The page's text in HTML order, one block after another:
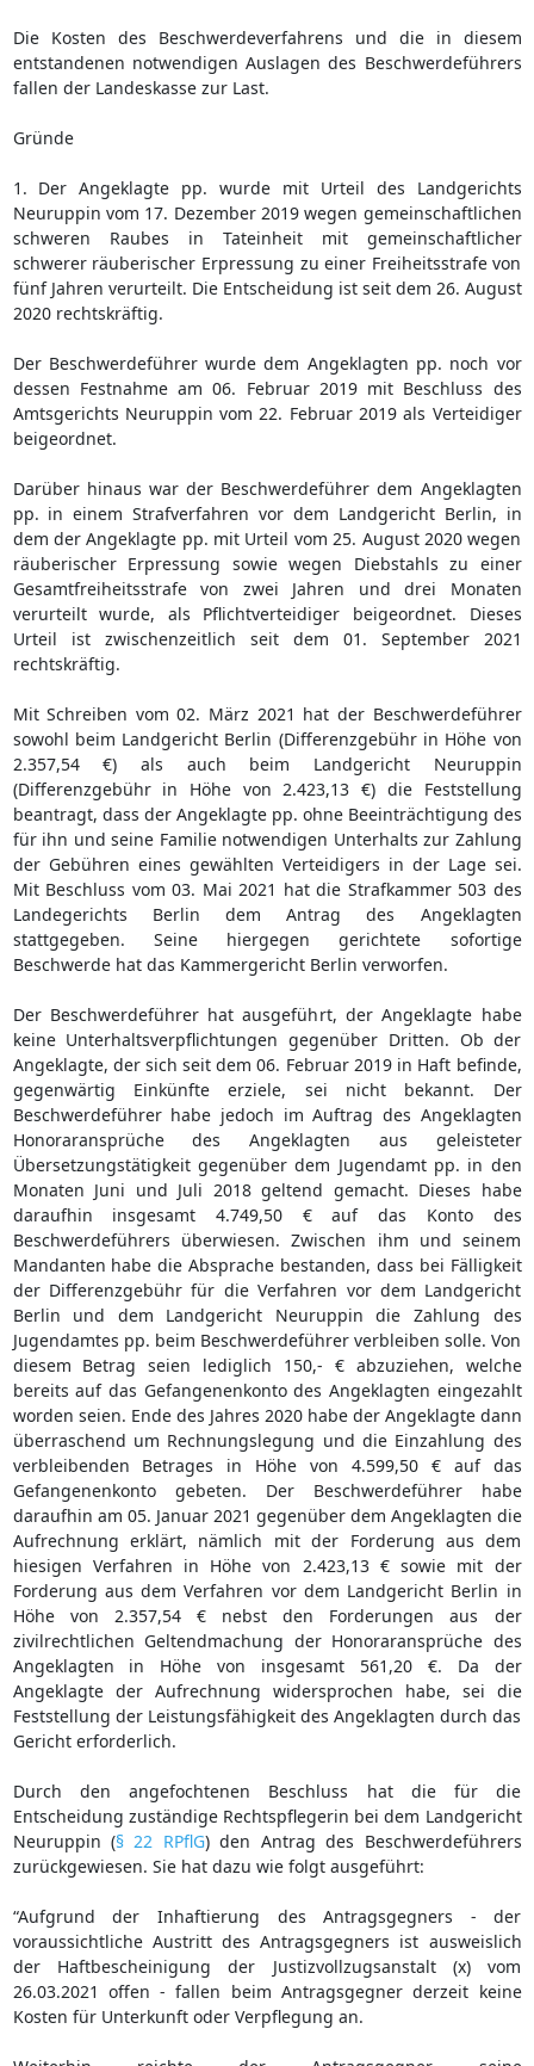
Die Kosten des Beschwerdeverfahrens und die in diesem
entstandenen notwendigen Auslagen des Beschwerdeführers
fallen der Landeskasse zur Last.
Gründe
1. Der Angeklagte pp. wurde mit Urteil des Landgerichts
Neuruppin vom 17. Dezember 2019 wegen gemeinschaftlichen
schweren Raubes in Tateinheit mit gemeinschaftlicher
schwerer räuberischer Erpressung zu einer Freiheitsstrafe von
fünf Jahren verurteilt. Die Entscheidung ist seit dem 26. August
2020 rechtskräftig.
Der Beschwerdeführer wurde dem Angeklagten pp. noch vor
dessen Festnahme am 06. Februar 2019 mit Beschluss des
Amtsgerichts Neuruppin vom 22. Februar 2019 als Verteidiger
beigeordnet.
Darüber hinaus war der Beschwerdeführer dem Angeklagten
pp. in einem Strafverfahren vor dem Landgericht Berlin, in
dem der Angeklagte pp. mit Urteil vom 25. August 2020 wegen
räuberischer Erpressung sowie wegen Diebstahls zu einer
Gesamtfreiheitsstrafe von zwei Jahren und drei Monaten
verurteilt wurde, als Pflichtverteidiger beigeordnet. Dieses
Urteil ist zwischenzeitlich seit dem 01. September 2021
rechtskräftig.
Mit Schreiben vom 02. März 2021 hat der Beschwerdeführer
sowohl beim Landgericht Berlin (Differenzgebühr in Höhe von
2.357,54 €) als auch beim Landgericht Neuruppin
(Differenzgebühr in Höhe von 2.423,13 €) die Feststellung
beantragt, dass der Angeklagte pp. ohne Beeinträchtigung des
für ihn und seine Familie notwendigen Unterhalts zur Zahlung
der Gebühren eines gewählten Verteidigers in der Lage sei.
Mit Beschluss vom 03. Mai 2021 hat die Strafkammer 503 des
Landegerichts Berlin dem Antrag des Angeklagten
stattgegeben. Seine hiergegen gerichtete sofortige
Beschwerde hat das Kammergericht Berlin verworfen.
Der Beschwerdeführer hat ausgeführt, der Angeklagte habe
keine Unterhaltsverpflichtungen gegenüber Dritten. Ob der
Angeklagte, der sich seit dem 06. Februar 2019 in Haft befinde,
gegenwärtig Einkünfte erziele, sei nicht bekannt. Der
Beschwerdeführer habe jedoch im Auftrag des Angeklagten
Honoraransprüche des Angeklagten aus geleisteter
Übersetzungstätigkeit gegenüber dem Jugendamt pp. in den
Monaten Juni und Juli 2018 geltend gemacht. Dieses habe
daraufhin insgesamt 4.749,50 € auf das Konto des
Beschwerdeführers überwiesen. Zwischen ihm und seinem
Mandanten habe die Absprache bestanden, dass bei Fälligkeit
der Differenzgebühr für die Verfahren vor dem Landgericht
Berlin und dem Landgericht Neuruppin die Zahlung des
Jugendamtes pp. beim Beschwerdeführer verbleiben solle. Von
diesem Betrag seien lediglich 150,- € abzuziehen, welche
bereits auf das Gefangenenkonto des Angeklagten eingezahlt
worden seien. Ende des Jahres 2020 habe der Angeklagte dann
überraschend um Rechnungslegung und die Einzahlung des
verbleibenden Betrages in Höhe von 4.599,50 € auf das
Gefangenenkonto gebeten. Der Beschwerdeführer habe
daraufhin am 05. Januar 2021 gegenüber dem Angeklagten die
Aufrechnung erklärt, nämlich mit der Forderung aus dem
hiesigen Verfahren in Höhe von 2.423,13 € sowie mit der
Forderung aus dem Verfahren vor dem Landgericht Berlin in
Höhe von 2.357,54 € nebst den Forderungen aus der
zivilrechtlichen Geltendmachung der Honoraransprüche des
Angeklagten in Höhe von insgesamt 561,20 €. Da der
Angeklagte der Aufrechnung widersprochen habe, sei die
Feststellung der Leistungsfähigkeit des Angeklagten durch das
Gericht erforderlich.
Durch den angefochtenen Beschluss hat die für die
Entscheidung zuständige Rechtspflegerin bei dem Landgericht
Neuruppin (§ 22 RPflG) den Antrag des Beschwerdeführers
zurückgewiesen. Sie hat dazu wie folgt ausgeführt:
“Aufgrund der Inhaftierung des Antragsgegners - der
voraussichtliche Austritt des Antragsgegners ist ausweislich
der Haftbescheinigung der Justizvollzugsanstalt (x) vom
26.03.2021 offen - fallen beim Antragsgegner derzeit keine
Kosten für Unterkunft oder Verpflegung an.